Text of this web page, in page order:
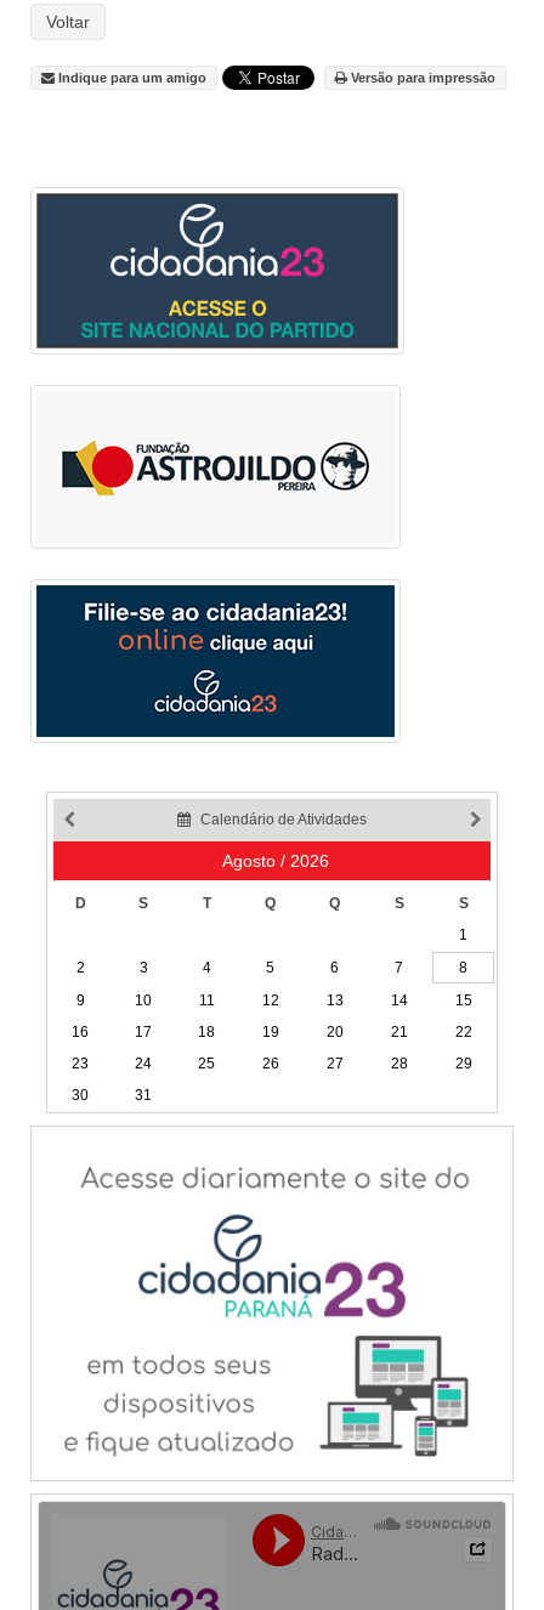
Voltar
Indique para um amigo Versão para impressão
Calendário de Atividades
Agosto / 2026
D S T Q Q S
S
1
2
3 4 5 6 7
8
9
10 11 12 13 14
15
16
17 18 19 20 21
22
23
24 25 26 27 28
29
30
31